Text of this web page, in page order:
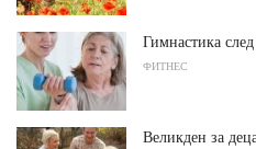
Гимнастика
ФИТНЕС
Великден за